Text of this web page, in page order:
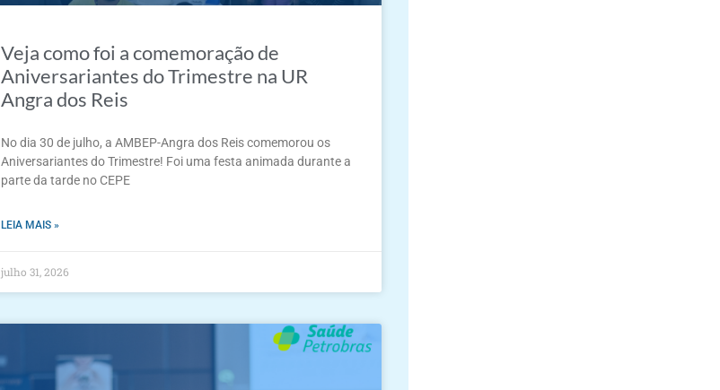
Veja como foi a comemoração de
Aniversariantes do Trimestre na UR
Angra dos Reis
No dia 30 de julho, a AMBEP-Angra dos Reis comemorou os
Aniversariantes do Trimestre! Foi uma festa animada durante a
parte da tarde no CEPE
LEIA MAIS »
julho 31, 2026